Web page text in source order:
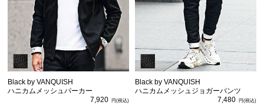
Black by VANQUISH
ハニカムメッシュパーカー
7,920
Black by VANQUISH
ハニカムメッシュジョガーパンツ
7,480